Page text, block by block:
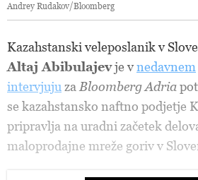
Andrey Rudakov/Bloomberg
Kazahstanski veleposlanik v
Altaj Abibulajevje vnedavnem
intervjuju za Bloomberg Adria
se kazahstansko naftno podjetje
pripravlja na uradni začetek
maloprodajne mreže goriv v